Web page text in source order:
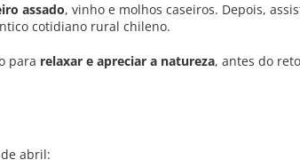
assado, vinho e molhos caseiros. Depois,
cotidiano rural chileno.
para relaxar e apreciar a natureza, antes do
abril: